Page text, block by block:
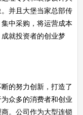
并且大堡当家总部传
中采购，将运营成本
就投资者的创业梦
的努力创新，打造了
众多的消费者和创业
。公司作为大型连锁